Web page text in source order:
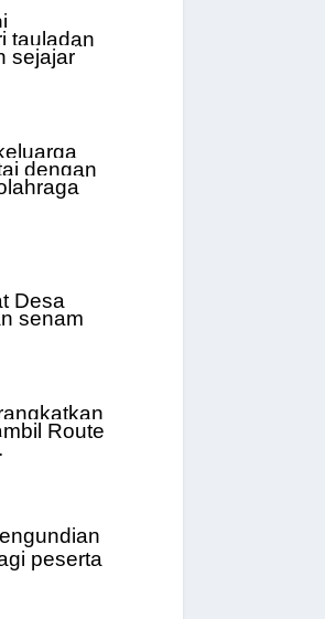
tauladan
sejajar
dengan
Desa
senam
Route
peserta